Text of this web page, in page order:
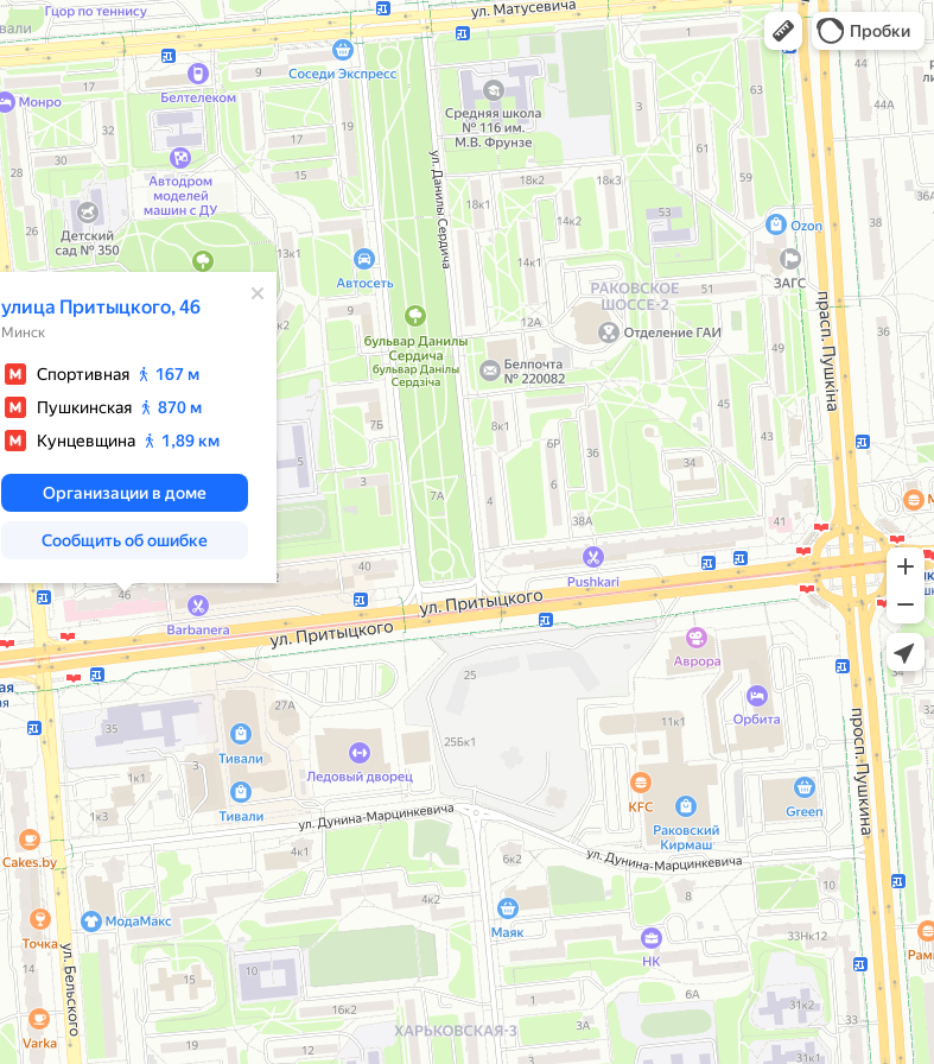
Пробки
улица Притыцкого, 46
Минск
Спортивная
167 м
Пушкинская
870 м
Кунцевщина
1,89 км
Организации в доме
Сообщить об ошибке